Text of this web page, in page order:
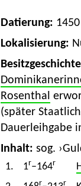
Datierung:
Lokalisierung:
Rosenthal
(später
Dauerleihgabe
Inhalt: sog.
1. 1r–164r
r r